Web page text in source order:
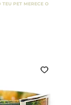
TEU PET MERECE O